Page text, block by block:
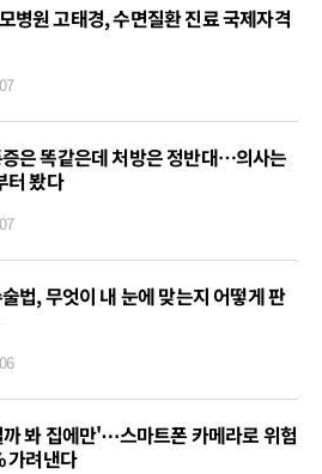
병원 고태경, 수면질환 진료 국제자격
은 똑같은데 처방은 정반대…의사는
터 봤다
법, 무엇이 내 눈에 맞는지 어떻게 판
봐 집에만'⋯스마트폰 카메라로 위험
가려낸다